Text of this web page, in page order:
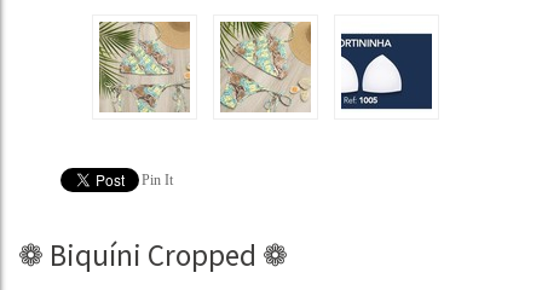
Pin It
❁ Biquíni Cropped ❁